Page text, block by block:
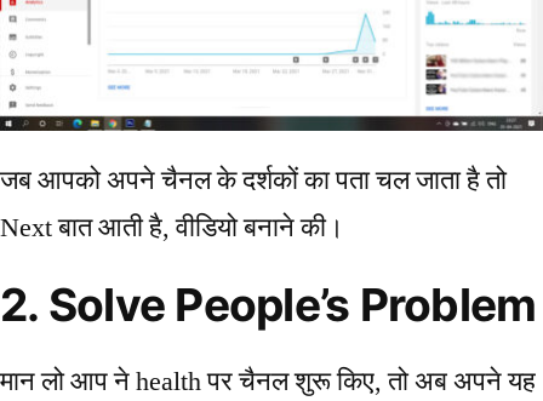
जब आपको अपने चैनल के दर्शकों का पता चल जाता है तो
Next बात आती है, वीडियो बनाने की।
2. Solve People’s Problem
मान लो आप ने health पर चैनल शुरू किए, तो अब अपने यह